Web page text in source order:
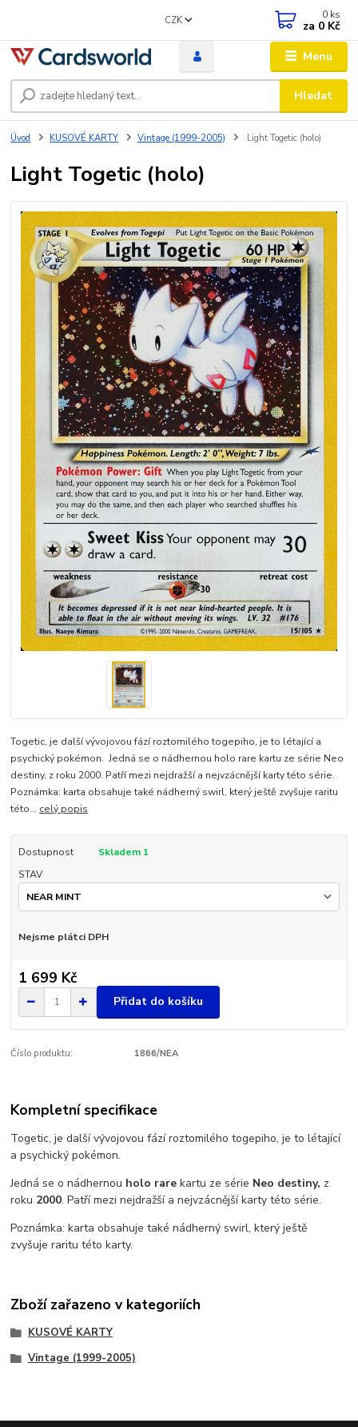
Menu
CZK
Hledat
0 ks
za 0 Kč
Úvod KUSOVÉ KARTY Vintage (1999-2005) Light Togetic (holo)
Light Togetic (holo)
Togetic, je další vývojovou fází roztomilého togepiho, je to létající a
psychický pokémon. Jedná se o nádhernou holo rare kartu ze série Neo
destiny, z roku 2000. Patří mezi nejdražší a nejvzácnější karty této série.
Poznámka: karta obsahuje také nádherný swirl, který ještě zvyšuje raritu
této... celý popis
Dostupnost
Skladem 1
STAV
Nejsme plátci DPH
1 699 Kč
Přidat do košíku
Číslo produktu: 1866/NEA
Kompletní specifikace
Togetic, je další vývojovou fází roztomilého togepiho, je to létající
a psychický pokémon.
Jedná se o nádhernou holo rare kartu ze série Neo destiny, z
roku 2000. Patří mezi nejdražší a nejvzácnější karty této série.
Poznámka: karta obsahuje také nádherný swirl, který ještě
zvyšuje raritu této karty.
Zboží zařazeno v kategoriích
KUSOVÉ KARTY
Vintage (1999-2005)